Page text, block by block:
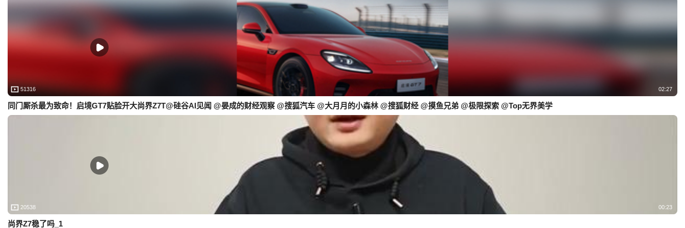
51316 02:27
同门厮杀最为致命！启境GT7贴脸开大尚界Z7T@硅谷AI见闻 @晏成的财经观察 @搜狐汽车 @大月月的小森林 @搜狐财经 @摸鱼兄弟 @极限探索 @Top无界美学
20538 00:23
尚界Z7稳了吗_1